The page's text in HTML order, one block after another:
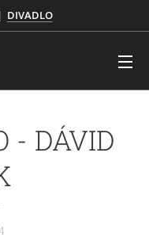
DIVADLO
- DÁVID